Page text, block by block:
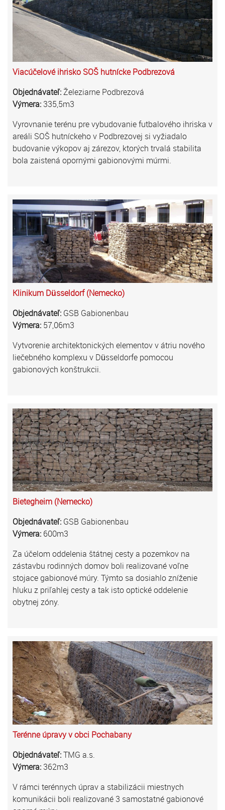
Viacúčelové ihrisko SOŠ hutnícke Podbrezová
Objednávateľ:Železiarne Podbrezová
Výmera: 335,5m3
Vyrovnanie terénu pre vybudovanie futbalového ihriska v
areáli SOŠ hutníckeho v Podbrezovej si vyžiadalo
budovanie výkopov aj zárezov, ktorých trvalá stabilita
bola zaistená opornými gabionovými múrmi.
Klinikum Düsseldorf (Nemecko)
Objednávateľ: GSB Gabionenbau
Výmera: 57,06m3
Vytvorenie architektonických elementov v átriu nového
liečebného komplexu v Düsseldorfe pomocou
gabionových konštrukcii.
Bietegheim (Nemecko)
Objednávateľ: GSB Gabionenbau
Výmera: 600m3
Za účelom oddelenia štátnej cesty a pozemkov na
zástavbu rodinných domov boli realizované voľne
stojace gabionové múry. Týmto sa dosiahlo zníženie
hluku z priľahlej cesty a tak isto optické oddelenie
obytnej zóny.
Terénne úpravy v obci Pochabany
Objednávateľ:TMG a.s.
Výmera: 362m3
V rámci terénnych úprav a stabilizácii miestnych
komunikácii boli realizované 3 samostatné gabionové